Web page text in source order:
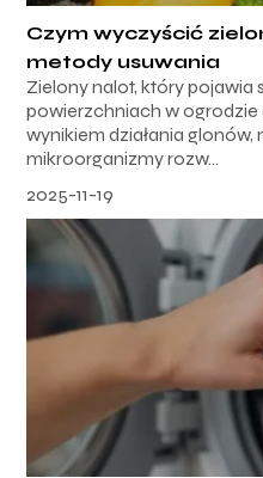
Czym wyczyścić
metody usuwania
Zielony nalot, który pojawia
powierzchniach w ogrodzie
wynikiem działania glonów,
mikroorganizmy rozw...
2025-11-19